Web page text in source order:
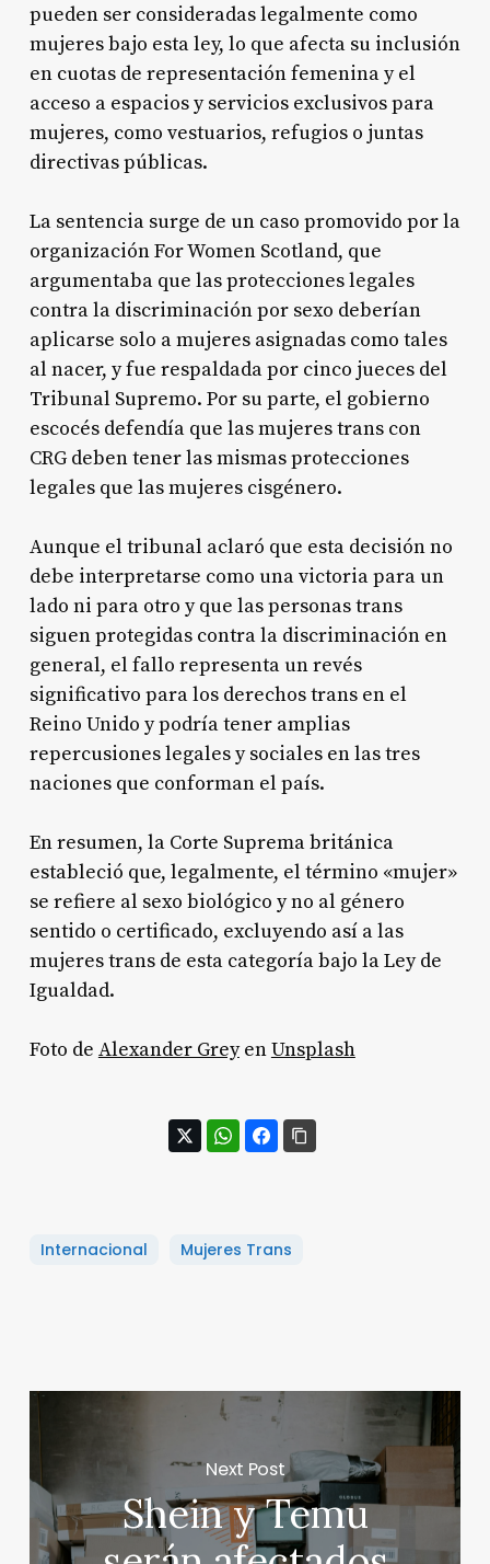
pueden ser consideradas legalmente como
mujeres bajo esta ley, lo que afecta su inclusión
en cuotas de representación femenina y el
acceso a espacios y servicios exclusivos para
mujeres, como vestuarios, refugios o juntas
directivas públicas.
La sentencia surge de un caso promovido por la
organización For Women Scotland, que
argumentaba que las protecciones legales
contra la discriminación por sexo deberían
aplicarse solo a mujeres asignadas como tales
al nacer, y fue respaldada por cinco jueces del
Tribunal Supremo. Por su parte, el gobierno
escocés defendía que las mujeres trans con
CRG deben tener las mismas protecciones
legales que las mujeres cisgénero.
Aunque el tribunal aclaró que esta decisión no
debe interpretarse como una victoria para un
lado ni para otro y que las personas trans
siguen protegidas contra la discriminación en
general, el fallo representa un revés
significativo para los derechos trans en el
Reino Unido y podría tener amplias
repercusiones legales y sociales en las tres
naciones que conforman el país.
En resumen, la Corte Suprema británica
estableció que, legalmente, el término «mujer»
se refiere al sexo biológico y no al género
sentido o certificado, excluyendo así a las
mujeres trans de esta categoría bajo la Ley de
Igualdad.
Foto de Alexander GreyenUnsplash
Internacional Mujeres Trans
Next Post
Shein y Temu